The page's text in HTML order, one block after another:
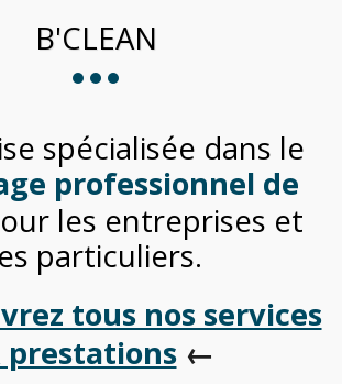
B'CLEAN
spécialisée dans le
professionnel de
les entreprises et
particuliers.
tous nos services
prestations ←